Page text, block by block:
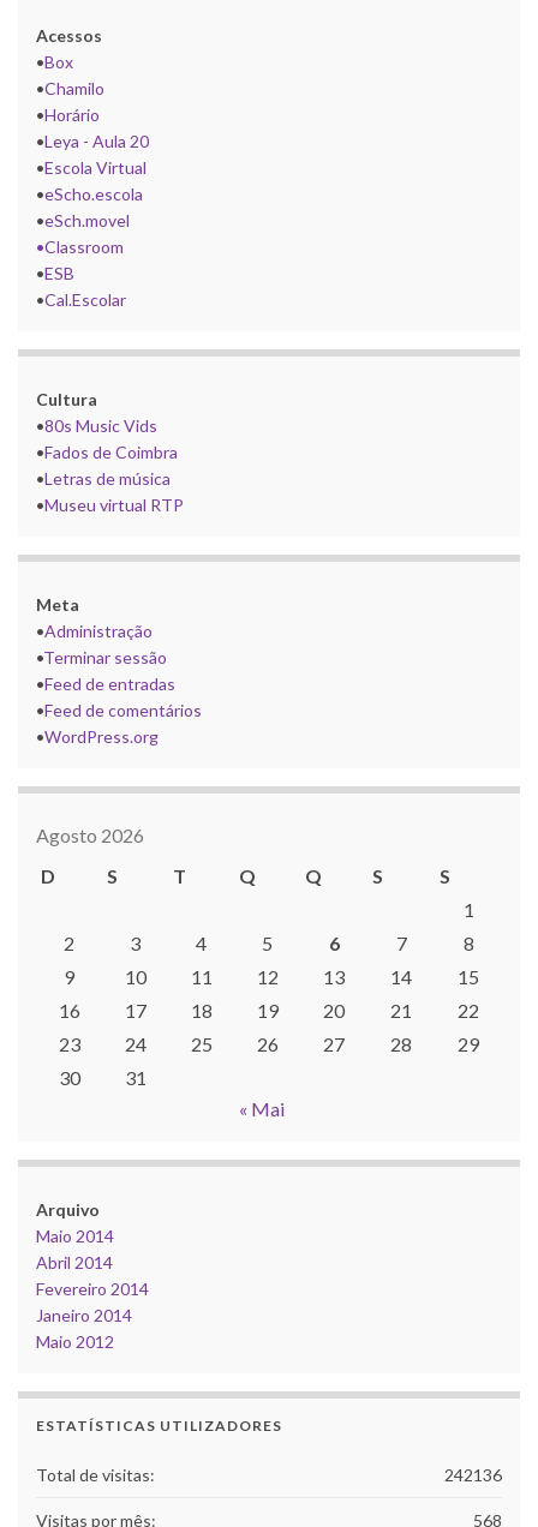
Acessos
•Box
•Chamilo
•Horário
•Leya - Aula 20
•Escola Virtual
•eScho.escola
•eSch.movel
•Classroom
•ESB
•Cal.Escolar
Cultura
•80s Music Vids
•Fados de Coimbra
•Letras de música
•Museu virtual RTP
Meta
•Administração
•Terminar sessão
•Feed de entradas
•Feed de comentários
•WordPress.org
Agosto 2026
D
S T Q Q S
S
1
2
3 4 5 6 7
8
9
10 11 12 13 14
15
16
17 18 19 20 21
22
23
24 25 26 27 28
29
30
31
« Mai
Arquivo
Maio 2014
Abril 2014
Fevereiro 2014
Janeiro 2014
Maio 2012
ESTATÍSTICAS UTILIZADORES
242136
Total de visitas:
568
Visitas por mês: